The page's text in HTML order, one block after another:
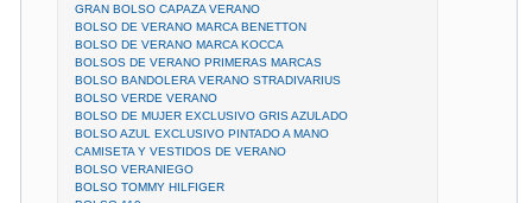
GRAN BOLSO CAPAZA VERANO
BOLSO DE VERANO MARCA BENETTON
BOLSO DE VERANO MARCA KOCCA
BOLSOS DE VERANO PRIMERAS MARCAS
BOLSO BANDOLERA VERANO STRADIVARIUS
BOLSO VERDE VERANO
BOLSO DE MUJER EXCLUSIVO GRIS AZULADO
BOLSO AZUL EXCLUSIVO PINTADO A MANO
CAMISETA Y VESTIDOS DE VERANO
BOLSO VERANIEGO
BOLSO TOMMY HILFIGER